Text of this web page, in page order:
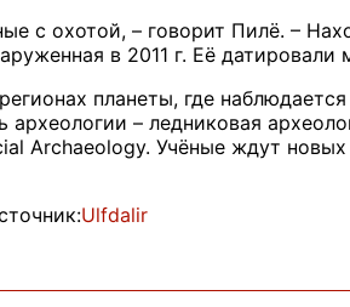
с охотой, – говорит Пилё. –
в 2011 г. Её датировали
планеты, где
археологии – ледниковая
Archaeology. Учёные ждут
Ulfdalir